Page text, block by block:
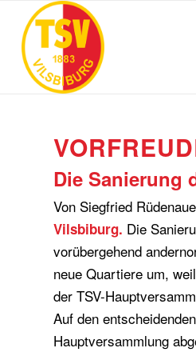
Die Sanierung
Von Siegfried
Vilsbiburg. Die
vorübergehend
neue Quartiere um,
der TSV-
Auf den
Hauptversammlung